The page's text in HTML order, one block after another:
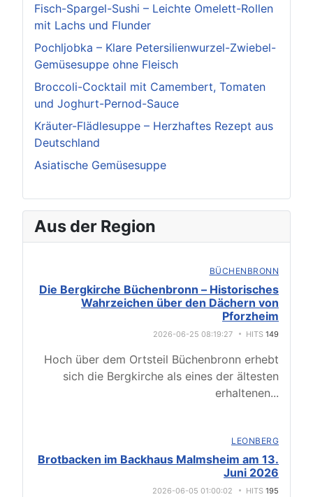
Fisch-Spargel-Sushi – Leichte Omelett-Rollen
mit Lachs und Flunder
Pochljobka – Klare Petersilienwurzel-Zwiebel-
Gemüsesuppe ohne Fleisch
Broccoli-Cocktail mit Camembert, Tomaten
und Joghurt-Pernod-Sauce
Kräuter-Flädlesuppe – Herzhaftes Rezept aus
Deutschland
Asiatische Gemüsesuppe
Aus der Region
BÜCHENBRONN
Die Bergkirche Büchenbronn – Historisches
Wahrzeichen über den Dächern von
Pforzheim
2026-06-25 08:19:27 HITS 149
Hoch über dem Ortsteil Büchenbronn erhebt
sich die Bergkirche als eines der ältesten
erhaltenen...
LEONBERG
Brotbacken im Backhaus Malmsheim am 13.
Juni 2026
2026-06-05 01:00:02 HITS 195